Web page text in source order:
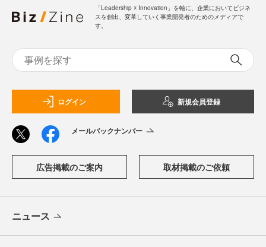
「Leadership ☓ Innovation」を軸に、企業においてビジネ
スを創出、変革していく事業開発者のためのメディアで
す。
ログイン 新規会員登録
メールバックナンバー
広告掲載のご案内 取材掲載のご依頼
ニュース